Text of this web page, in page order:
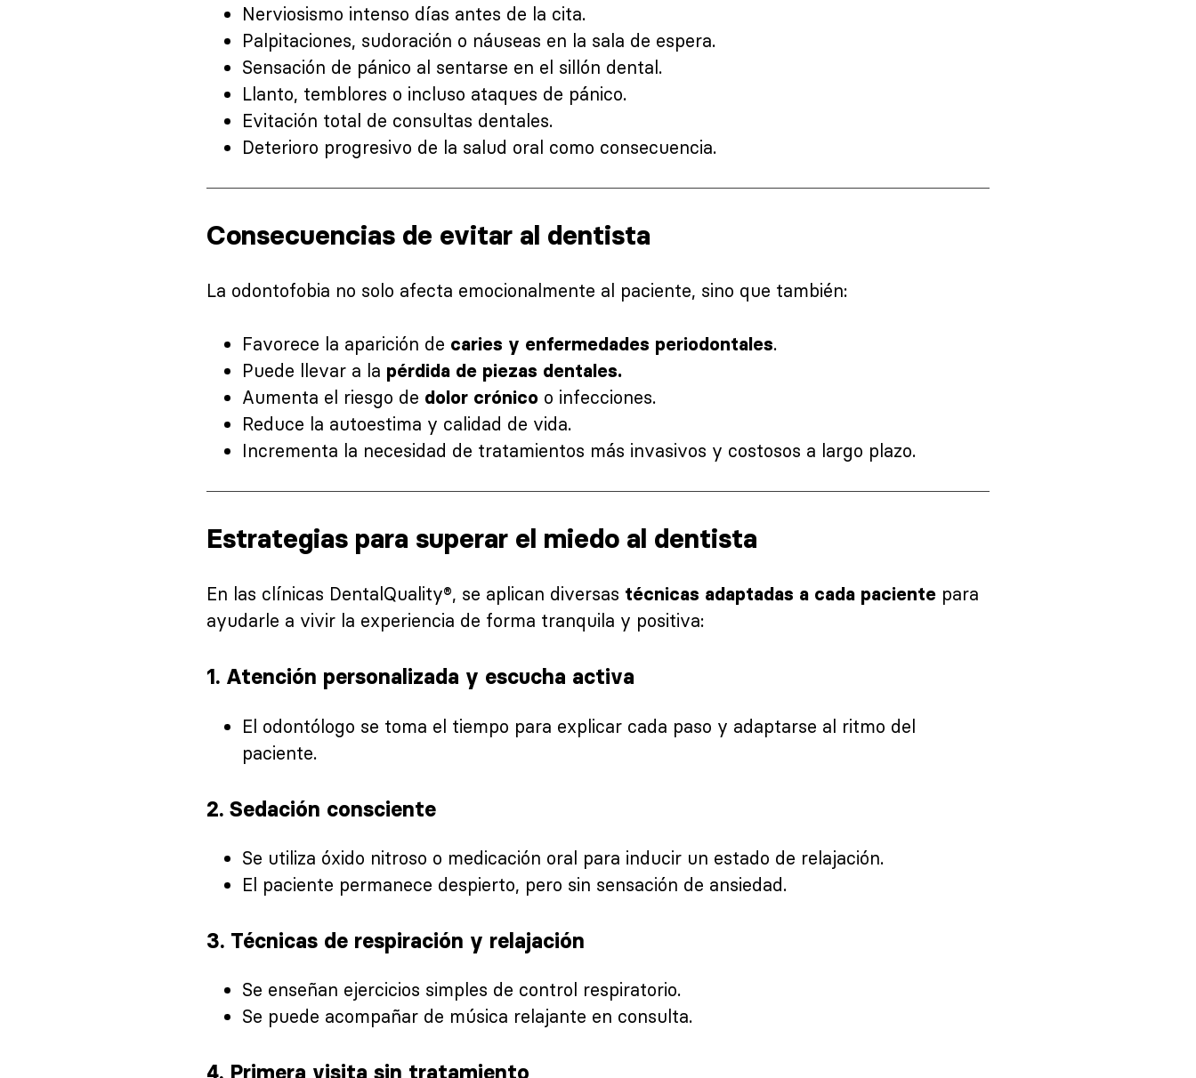
Nerviosismo intenso días antes de la cita.
Palpitaciones, sudoración o náuseas en la sala de espera.
Sensación de pánico al sentarse en el sillón dental.
Llanto, temblores o incluso ataques de pánico.
Evitación total de consultas dentales.
Deterioro progresivo de la salud oral como consecuencia.
Consecuencias de evitar al dentista
La odontofobia no solo afecta emocionalmente al paciente, sino que también:
Favorece la aparición de caries y enfermedades periodontales.
Puede llevar a la pérdida de piezas dentales.
Aumenta el riesgo de dolor crónico o infecciones.
Reduce la autoestima y calidad de vida.
Incrementa la necesidad de tratamientos más invasivos y costosos a largo plazo.
Estrategias para superar el miedo al dentista
En las clínicas DentalQuality®, se aplican diversas técnicas adaptadas a cada paciente para
ayudarle a vivir la experiencia de forma tranquila y positiva:
1. Atención personalizada y escucha activa
El odontólogo se toma el tiempo para explicar cada paso y adaptarse al ritmo del
paciente.
2. Sedación consciente
Se utiliza óxido nitroso o medicación oral para inducir un estado de relajación.
El paciente permanece despierto, pero sin sensación de ansiedad.
3. Técnicas de respiración y relajación
Se enseñan ejercicios simples de control respiratorio.
Se puede acompañar de música relajante en consulta.
4. Primera visita sin tratamiento